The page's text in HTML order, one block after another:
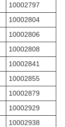
10002797
10002804
10002806
10002808
10002841
10002855
10002879
10002929
10002938